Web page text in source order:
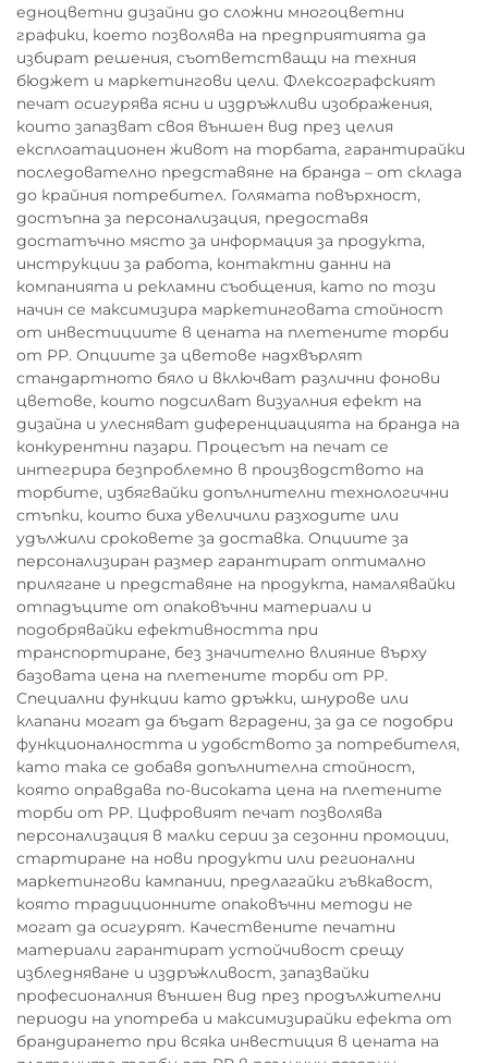
едноцветни дизайни до сложни многоцветни
графики, което позволява на предприятията да
избират решения, съответстващи на техния
бюджет и маркетингови цели. Флексографският
печат осигурява ясни и издръжливи изображения,
които запазват своя външен вид през целия
експлоатационен живот на торбата, гарантирайки
последователно представяне на бранда – от склада
до крайния потребител. Голямата повърхност,
достъпна за персонализация, предоставя
достатъчно място за информация за продукта,
инструкции за работа, контактни данни на
компанията и рекламни съобщения, като по този
начин се максимизира маркетинговата стойност
от инвестициите в цената на плетените торби
от PP. Опциите за цветове надхвърлят
стандартното бяло и включват различни фонови
цветове, които подсилват визуалния ефект на
дизайна и улесняват диференциацията на бранда на
конкурентни пазари. Процесът на печат се
интегрира безпроблемно в производството на
торбите, избягвайки допълнителни технологични
стъпки, които биха увеличили разходите или
удължили сроковете за доставка. Опциите за
персонализиран размер гарантират оптимално
прилягане и представяне на продукта, намалявайки
отпадъците от опаковъчни материали и
подобрявайки ефективността при
транспортиране, без значително влияние върху
базовата цена на плетените торби от PP.
Специални функции като дръжки, шнурове или
клапани могат да бъдат вградени, за да се подобри
функционалността и удобството за потребителя,
като така се добавя допълнителна стойност,
която оправдава по-високата цена на плетените
торби от PP. Цифровият печат позволява
персонализация в малки серии за сезонни промоции,
стартиране на нови продукти или регионални
маркетингови кампании, предлагайки гъвкавост,
която традиционните опаковъчни методи не
могат да осигурят. Качествените печатни
материали гарантират устойчивост срещу
избледняване и издръжливост, запазвайки
професионалния външен вид през продължителни
периоди на употреба и максимизирайки ефекта от
брандирането при всяка инвестиция в цената на